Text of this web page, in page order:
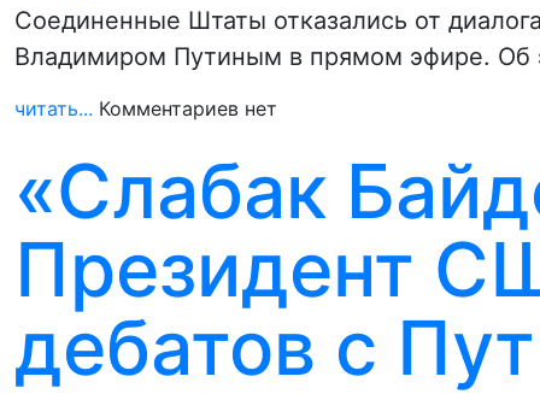
Соединенные Штаты отказались от
Владимиром Путиным в прямом эфире. Об
читать... Комментариев нет
«Слабак
Президент
дебатов с